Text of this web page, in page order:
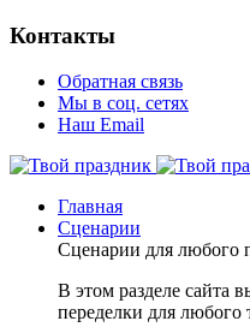
Контакты
Обратная связь
Мы в соц. сетях
Наш Email
Главная
Сценарии
Сценарии для любого
В этом разделе сайта
переделки для любого